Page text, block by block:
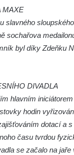
na hřbitově v
na hřbitově v Račicích
na hřbitově v Hostíně u
na hřbitově v
z Vraňan na
MAXE
slavného
sochařova
byl díky Zdeňku
DIVADLA
hlavním
hodin
dotací a
času tvrdou
se začalo na jaře